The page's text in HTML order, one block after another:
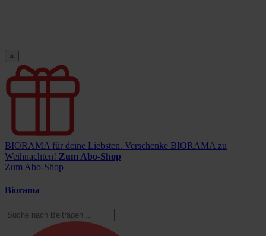
×
BIORAMA für deine Liebsten. Verschenke BIORAMA zu
Weihnachten! Zum Abo-Shop
Zum Abo-Shop
Biorama